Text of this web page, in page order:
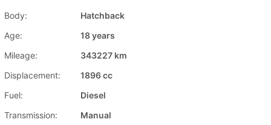
Body:
Hatchback
Age:
18 years
Mileage:
343227 km
Displacement:
1896 cc
Fuel:
Diesel
Transmission:
Manual